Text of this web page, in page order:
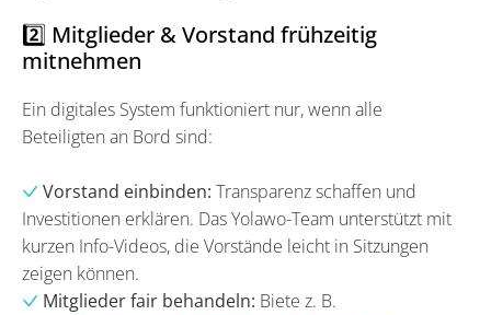
2️⃣ Mitglieder & Vorstand frühzeitig
mitnehmen
Ein digitales System funktioniert nur, wenn alle
Beteiligten an Bord sind:
Vorstand einbinden: Transparenz schaffen und
Investitionen erklären. Das Yolawo-Team unterstützt mit
kurzen Info-Videos, die Vorstände leicht in Sitzungen
zeigen können.
Mitglieder fair behandeln: Biete z. B.